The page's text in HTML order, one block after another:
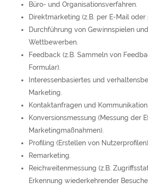
Büro- und Organisationsverfahren.
Direktmarketing (z.B. per E-Mail oder
Durchführung von Gewinnspielen und
Wettbewerben.
Feedback (z.B. Sammeln von
Formular).
Interessenbasiertes und
Marketing.
Kontaktanfragen und Kommunikation.
Konversionsmessung (Messung der
Marketingmaßnahmen).
Profiling (Erstellen von Nutzerprofilen).
Remarketing.
Reichweitenmessung (z.B.
Erkennung wiederkehrender